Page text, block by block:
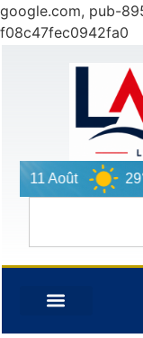
google.com, pub-
f08c47fec0942fa0
11 Août 29°C